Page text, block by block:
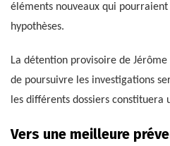
éléments nouveaux qui
hypothèses.
La détention provisoire de
de poursuivre les investigations
les différents dossiers
Vers une meilleure